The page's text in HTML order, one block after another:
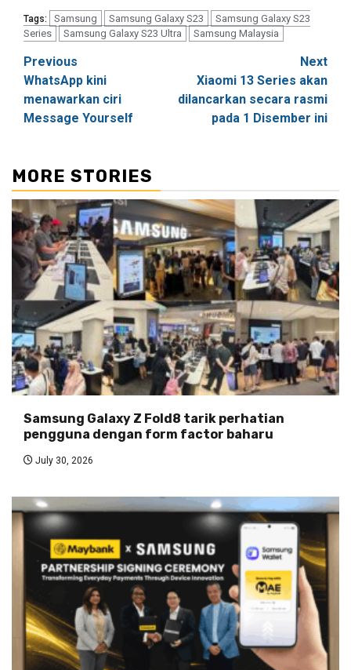
Tags: Samsung Samsung Galaxy S23
Samsung Galaxy S23
Series
Samsung Galaxy S23 Ultra Samsung Malaysia
Post
navigation
Previous
WhatsApp kini
menawarkan ciri
Message Yourself
Next
Xiaomi 13 Series akan
dilancarkan secara rasmi
pada 1 Disember ini
MORE STORIES
Samsung Galaxy Z Fold8 tarik perhatian
pengguna dengan form factor baharu
July 30, 2026